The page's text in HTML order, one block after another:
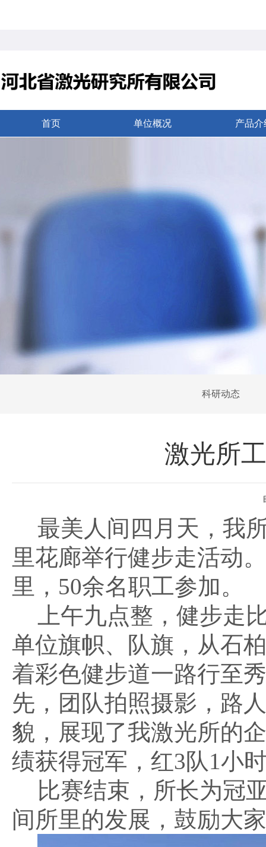
首页 单位概况 产品介
科研动态
激光所
最美人间四月天，我
里花廊举行健步走活动
里， 50余名职工参加。
上午九点整，健步走
单位旗帜、队旗，从石
着彩色健步道一路行至
先，团队拍照摄影，路
貌，展现了我激光所的
绩获得冠军，红3队1小
比赛结束，所长为冠
间所里的发展，鼓励大